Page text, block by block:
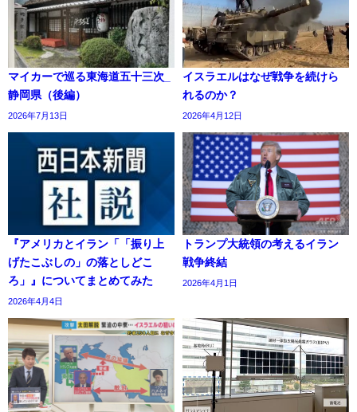
マイカーで巡る東海道五十三次_
静岡県（後編）
2026年7月13日
イスラエルはなぜ戦争を続けら
れるのか？
2026年4月12日
『アメリカとイラン「「振り上
げたこぶしの」の落としどこ
ろ」』についてまとめてみた
2026年4月4日
トランプ大統領の考えるイラン
戦争終結
2026年4月1日